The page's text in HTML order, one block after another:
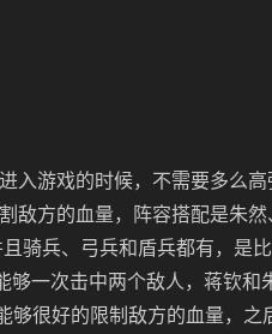
入游戏的时候，不需要多么
敌方的血量，阵容搭配是朱
骑兵、弓兵和盾兵都有，是
够一次击中两个敌人，蒋钦和
够很好的限制敌方的血量，